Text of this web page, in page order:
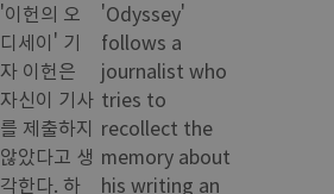
'이헌의 오
디세이' 기
자 이헌은
자신이 기사
를 제출하지
않았다고 생
각한다. 하
'Odyssey'
follows a
journalist who
tries to
recollect the
memory about
his writing an